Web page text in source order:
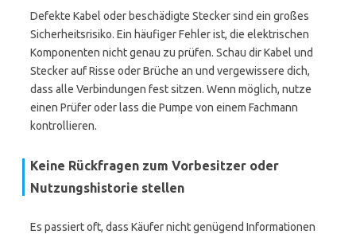
Defekte Kabel oder beschädigte Stecker sind ein großes
Sicherheitsrisiko. Ein häufiger Fehler ist, die elektrischen
Komponenten nicht genau zu prüfen. Schau dir Kabel und
Stecker auf Risse oder Brüche an und vergewissere dich,
dass alle Verbindungen fest sitzen. Wenn möglich, nutze
einen Prüfer oder lass die Pumpe von einem Fachmann
kontrollieren.
Keine Rückfragen zum Vorbesitzer oder
Nutzungshistorie stellen
Es passiert oft, dass Käufer nicht genügend Informationen